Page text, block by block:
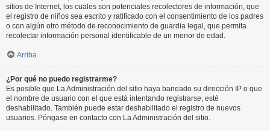
sitios de Internet, los cuales son potenciales recolectores de información, que
el registro de niños sea escrito y ratificado con el consentimiento de los padres
o con algún otro método de reconocimiento de guardia legal, que permita
recolectar información personal identificable de un menor de edad.
Arriba
¿Por qué no puedo registrarme?
Es posible que La Administración del sitio haya baneado su dirección IP o que
el nombre de usuario con el que está intentando registrarse, esté
deshabilitado. También puede estar deshabilitado el registro de nuevos
usuarios. Póngase en contacto con La Administración del sitio.